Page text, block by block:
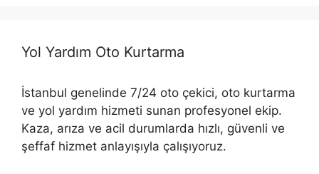
Yol Yardım Oto Kurtarma
İstanbul genelinde 7/24 oto çekici, oto kurtarma
ve yol yardım hizmeti sunan profesyonel ekip.
Kaza, arıza ve acil durumlarda hızlı, güvenli ve
şeffaf hizmet anlayışıyla çalışıyoruz.